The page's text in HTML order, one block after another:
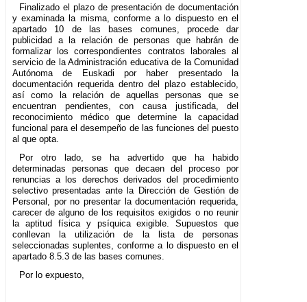
Finalizado el plazo de presentación de documentación
y examinada la misma, conforme a lo dispuesto en el
apartado 10 de las bases comunes, procede dar
publicidad a la relación de personas que habrán de
formalizar los correspondientes contratos laborales al
servicio de la Administración educativa de la Comunidad
Autónoma de Euskadi por haber presentado la
documentación requerida dentro del plazo establecido,
así como la relación de aquellas personas que se
encuentran pendientes, con causa justificada, del
reconocimiento médico que determine la capacidad
funcional para el desempeño de las funciones del puesto
al que opta.
Por otro lado, se ha advertido que ha habido
determinadas personas que decaen del proceso por
renuncias a los derechos derivados del procedimiento
selectivo presentadas ante la Dirección de Gestión de
Personal, por no presentar la documentación requerida,
carecer de alguno de los requisitos exigidos o no reunir
la aptitud física y psíquica exigible. Supuestos que
conllevan la utilización de la lista de personas
seleccionadas suplentes, conforme a lo dispuesto en el
apartado 8.5.3 de las bases comunes.
Por lo expuesto,